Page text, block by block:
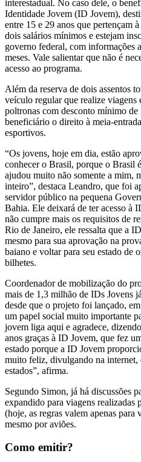
interestadual. No caso dele, o
Identidade Jovem (ID Jovem),
entre 15 e 29 anos que pertençam
dois salários mínimos e estejam
governo federal, com informações
meses. Vale salientar que não é
acesso ao programa.
Além da reserva de dois assentos
veículo regular que realize viagens
poltronas com desconto mínimo
beneficiário o direito à meia-
esportivos.
“Os jovens, hoje em dia, estão
conhecer o Brasil, porque o Brasil
ajudou muito não somente a mim,
inteiro”, destaca Leandro, que foi
servidor público na pequena
Bahia. Ele deixará de ter acesso à
não cumpre mais os requisitos de
Rio de Janeiro, ele ressalta que a
mesmo para sua aprovação na
baiano e voltar para seu estado de
bilhetes.
Coordenador de mobilização do
mais de 1,3 milhão de IDs Jovens
desde que o projeto foi lançado,
um papel social muito importante
jovem liga aqui e agradece,
anos graças à ID Jovem, que fez
estado porque a ID Jovem
muito feliz, divulgando na internet,
estados”, afirma.
Segundo Simon, já há discussões
expandido para viagens realizadas
(hoje, as regras valem apenas
mesmo por aviões.
Como emitir?